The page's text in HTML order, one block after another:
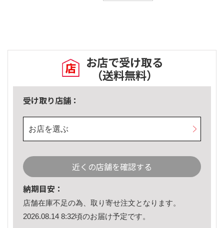
お店で受け取る
（送料無料）
受け取り店舗：
お店を選ぶ
近くの店舗を確認する
納期目安：
店舗在庫不足の為、取り寄せ注文となります。
2026.08.14 8:32頃のお届け予定です。